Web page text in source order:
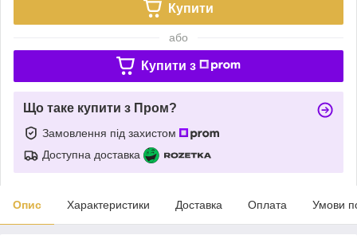
Купити
або
Купити з
Що таке купити з Пром?
Замовлення під захистом
Доступна доставка
Опис Характеристики Доставка Оплата Умови